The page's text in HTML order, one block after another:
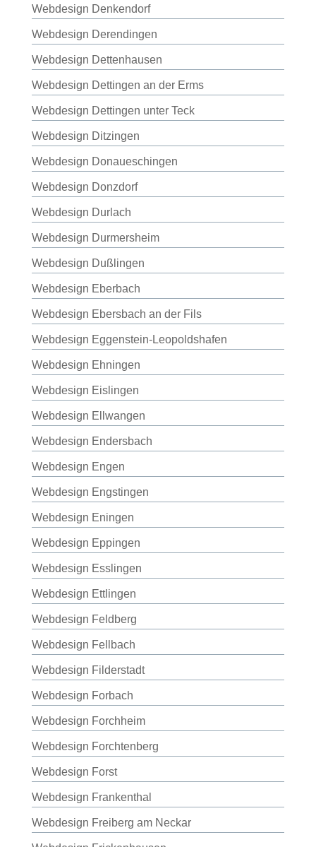
Webdesign Denkendorf
Webdesign Derendingen
Webdesign Dettenhausen
Webdesign Dettingen an der Erms
Webdesign Dettingen unter Teck
Webdesign Ditzingen
Webdesign Donaueschingen
Webdesign Donzdorf
Webdesign Durlach
Webdesign Durmersheim
Webdesign Dußlingen
Webdesign Eberbach
Webdesign Ebersbach an der Fils
Webdesign Eggenstein-Leopoldshafen
Webdesign Ehningen
Webdesign Eislingen
Webdesign Ellwangen
Webdesign Endersbach
Webdesign Engen
Webdesign Engstingen
Webdesign Eningen
Webdesign Eppingen
Webdesign Esslingen
Webdesign Ettlingen
Webdesign Feldberg
Webdesign Fellbach
Webdesign Filderstadt
Webdesign Forbach
Webdesign Forchheim
Webdesign Forchtenberg
Webdesign Forst
Webdesign Frankenthal
Webdesign Freiberg am Neckar